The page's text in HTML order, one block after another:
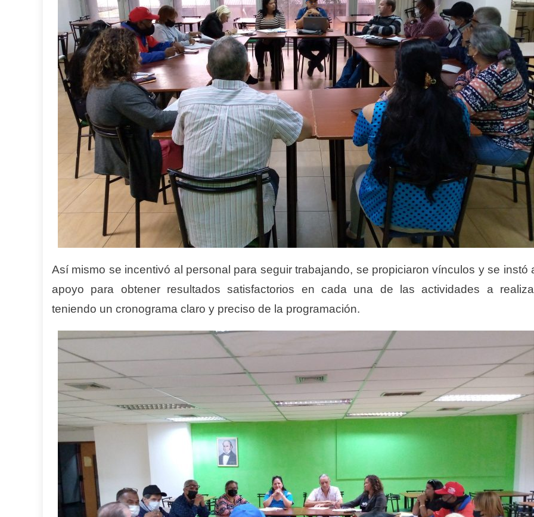
Así mismo se incentivó al personal para seguir trabajando, se propiciaron vínculos y se instó
apoyo para obtener resultados satisfactorios en cada una de las actividades a
teniendo un cronograma claro y preciso de la programación.